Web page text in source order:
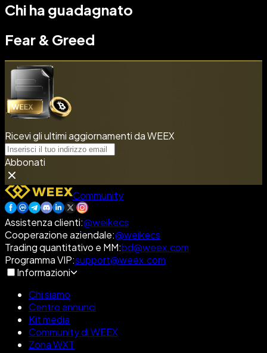
Chi ha guadagnato
Fear & Greed
Ricevi gli ultimi aggiornamenti da WEEX
Abbonati
Community
Assistenza clienti:@weikecs
Cooperazione aziendale:@weikecs
Trading quantitativo e MM:bd@weex.com
Programma VIP:support@weex.com
Informazioni
Chi siamo
Centro annunci
Kit media
Community di WEEX
Zona WXT